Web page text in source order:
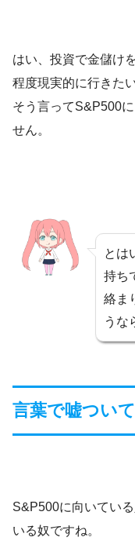
はい、投資で金儲け
程度現実的に行きた
そう言ってS&P500
せん。
とは
持ち
絡ま
うな
言葉で嘘つい
S&P500に向いてい
いる奴ですね。